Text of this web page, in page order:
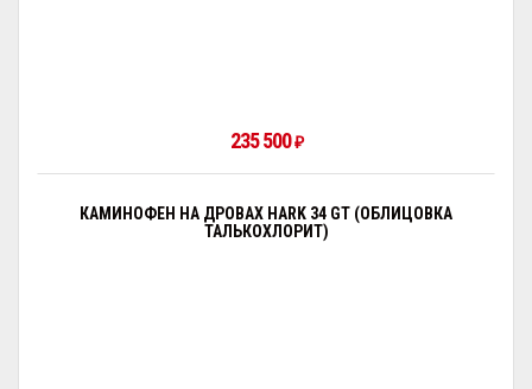
235 500 ₽
КАМИНОФЕН НА ДРОВАХ HARK 34 GT (ОБЛИЦОВКА
ТАЛЬКОХЛОРИТ)